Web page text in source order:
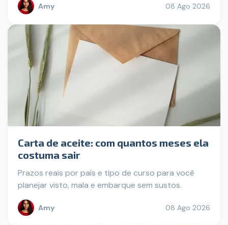
Amy 08 Ago 2026
Carta de aceite: com quantos meses ela
costuma sair
Prazos reais por país e tipo de curso para você
planejar visto, mala e embarque sem sustos.
Amy 08 Ago 2026